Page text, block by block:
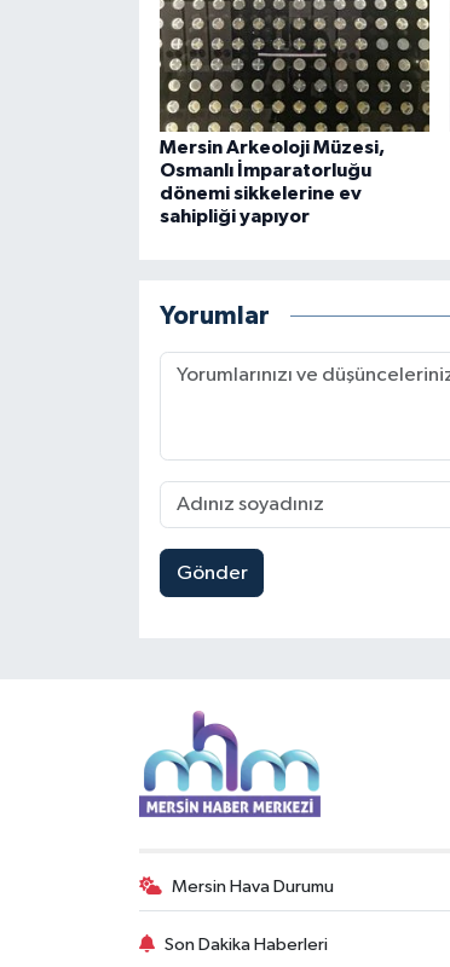
Mersin Arkeoloji Müzesi,
Osmanlı İmparatorluğu
dönemi sikkelerine ev
sahipliği yapıyor
Yorumlar
Gönder
Mersin Hava Durumu
Son Dakika Haberleri